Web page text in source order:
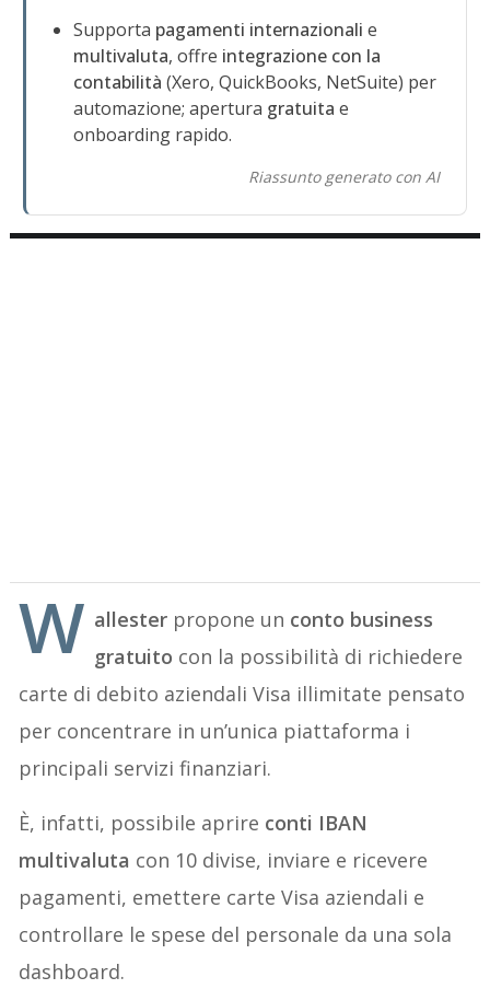
Supporta pagamenti internazionali e
multivaluta, offre integrazione con la
contabilità (Xero, QuickBooks, NetSuite) per
automazione; apertura gratuita e
onboarding rapido.
Riassunto generato con AI
W allester propone un conto business
gratuito con la possibilità di richiedere
carte di debito aziendali Visa illimitate pensato
per concentrare in un’unica piattaforma i
principali servizi finanziari.
È, infatti, possibile aprire conti IBAN
multivaluta con 10 divise, inviare e ricevere
pagamenti, emettere carte Visa aziendali e
controllare le spese del personale da una sola
dashboard.